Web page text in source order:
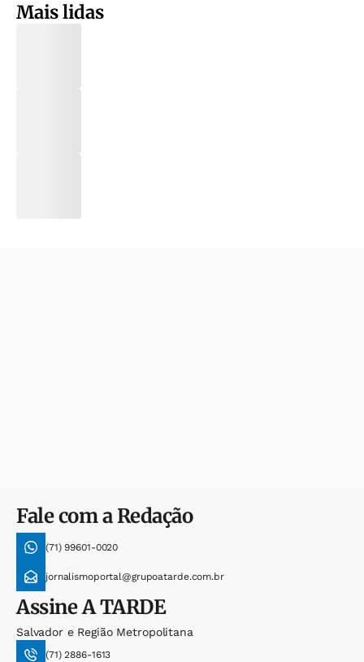
Mais lidas
Fale com a Redação
(71) 99601-0020
jornalismoportal@grupoatarde.com.br
AssineA TARDE
Salvador e Região Metropolitana
(71) 2886-1613